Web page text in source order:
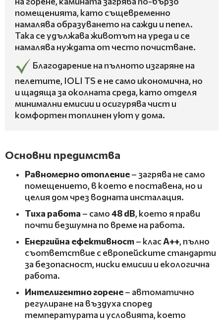
помещенията, като същевременно
намалява образуването на сажди и пепел.
Така се удължава животът на уреда и се
намалява нуждата от често почистване.
Благодарение на пълното изгаряне на
пелетите, IOLI TS е не само икономична, но
и щадяща за околната среда, като отделя
минимални емисии и осигурява чист и
комфортен топлинен уют у дома.
Основни предимства
Равномерно отопление– загрява не само
помещението, в което е поставена, но и
целия дом чрез водната инсталация.
Тиха работа – само48 dB, което я прави
почти безшумна по време на работа.
Енергийна ефективност– класA++, пълно
съответствие с европейските стандарти
за безопасност, ниски емисии и екологична
работа.
Интелигентно горене– автоматично
регулиране на въздуха според
температурата и условията, което